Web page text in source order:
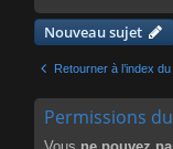
Nouveau sujet
Retourner à l’index
Permissions